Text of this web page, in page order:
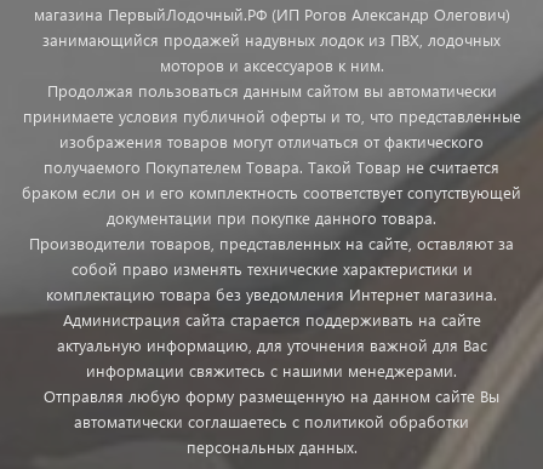
магазина ПервыйЛодочный.РФ (ИП Рогов Александр Олегович)
занимающийся продажей надувных лодок из ПВХ, лодочных
моторов и аксессуаров к ним.
Продолжая пользоваться данным сайтом вы автоматически
принимаете условия публичной оферты и то, что представленные
изображения товаров могут отличаться от фактического
получаемого Покупателем Товара. Такой Товар не считается
браком если он и его комплектность соответствует сопутствующей
документации при покупке данного товара.
Производители товаров, представленных на сайте, оставляют за
собой право изменять технические характеристики и
комплектацию товара без уведомления Интернет магазина.
Администрация сайта старается поддерживать на сайте
актуальную информацию, для уточнения важной для Вас
информации свяжитесь с нашими менеджерами.
Отправляя любую форму размещенную на данном сайте Вы
автоматически соглашаетесь с политикой обработки
персональных данных.